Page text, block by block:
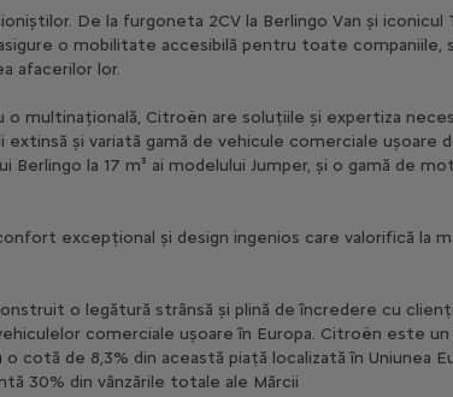
De la furgoneta 2CV la Berlingo Van și iconicul
o mobilitate accesibilă pentru toate companiile,
afacerilor lor.
multinațională, Citroën are soluțiile și expertiza
și variată gamă de vehicule comerciale ușoare
la 17 m³ ai modelului Jumper, și o gamă de
excepțional și design ingenios care valorifică la
o legătură strânsă și plină de încredere cu
comerciale ușoare în Europa. Citroën este
de 8,3% din această piață localizată în Uniunea
30% din vânzările totale ale Mărcii